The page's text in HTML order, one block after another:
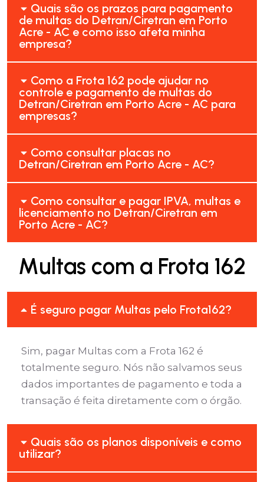
Quais são os prazos para pagamento
de multas do Detran/Ciretran em Porto
Acre - AC e como isso afeta minha
empresa?
Como a Frota 162 pode ajudar no
controle e pagamento de multas do
Detran/Ciretran em Porto Acre - AC para
empresas?
Como consultar placas no
Detran/Ciretran em Porto Acre - AC?
Como consultar e pagar IPVA, multas e
licenciamento no Detran/Ciretran em
Porto Acre - AC?
Multas com a Frota 162
É seguro pagar Multas pelo Frota162?
Sim, pagar Multas com a Frota 162 é
totalmente seguro. Nós não salvamos seus
dados importantes de pagamento e toda a
transação é feita diretamente com o órgão.
Quais são os planos disponíveis e como
utilizar?